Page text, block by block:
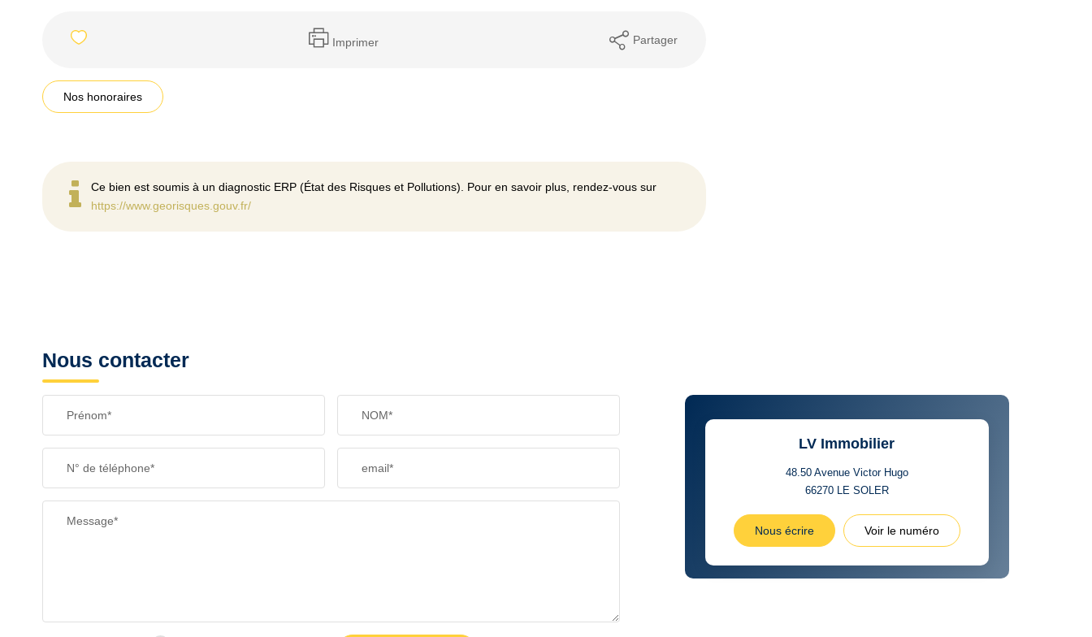
Imprimer Partager
Nos honoraires
Ce bien est soumis à un diagnostic ERP (État des Risques et Pollutions). Pour en savoir plus, rendez-vous sur
https://www.georisques.gouv.fr/
Nous contacter
Prénom* NOM*
N° de téléphone* email*
Message*
LV Immobilier
48.50 Avenue Victor Hugo
66270 LE SOLER
Nous écrire Voir le numéro